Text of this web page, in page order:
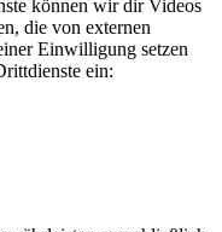
können wir dir Videos
die von externen
Einwilligung setzen
ein: